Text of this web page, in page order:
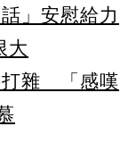
」安慰給力
大
打雜 「感嘆